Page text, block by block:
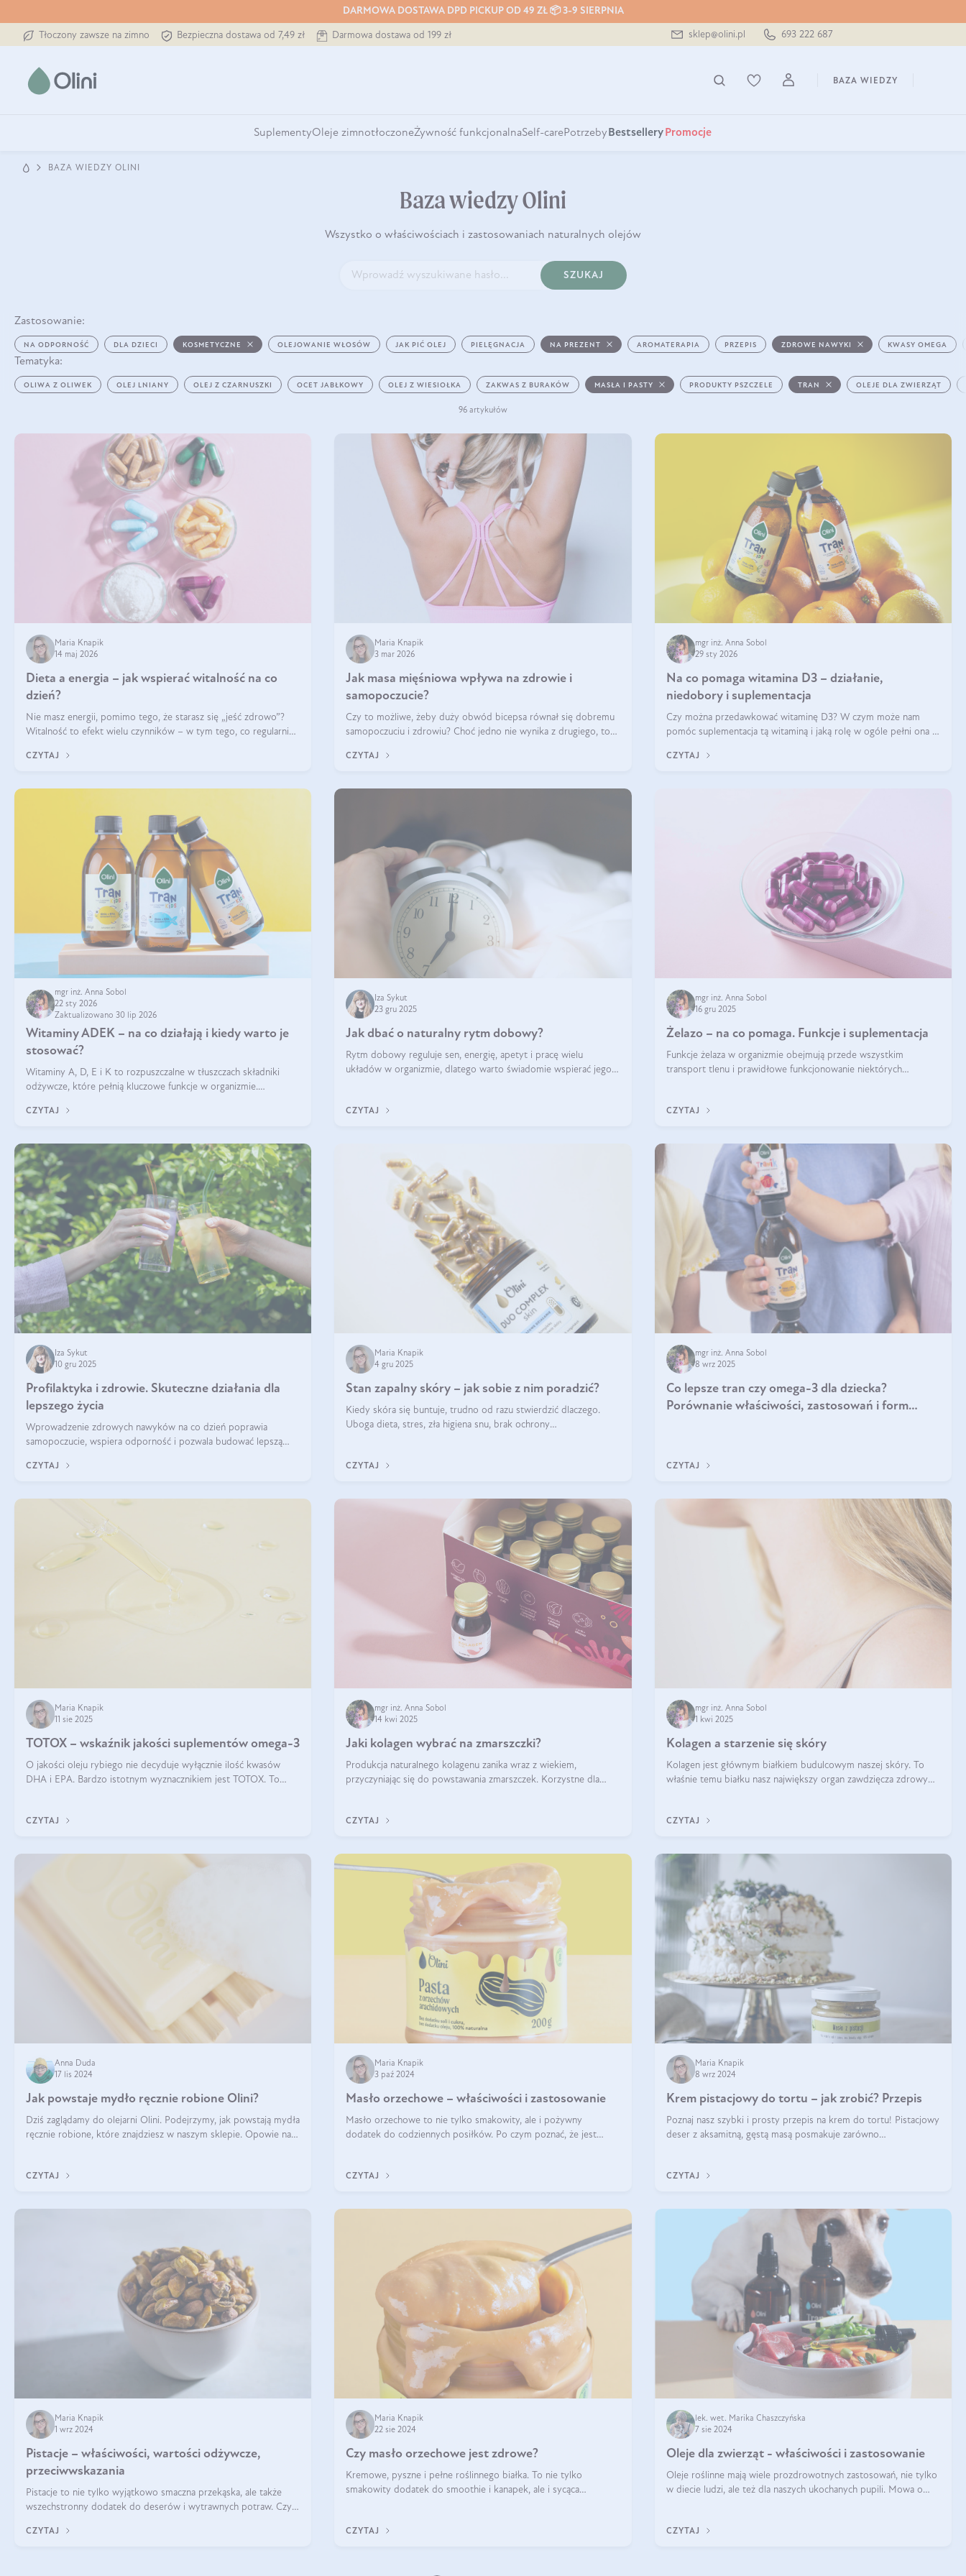
DARMOWA DOSTAWA DPD PICKUP OD 49 ZŁ 📦 3-9 SIERPNIA
Tłoczony zawsze na zimno Bezpieczna dostawa od 7,49 zł Darmowa dostawa od 199 zł sklep@olini.pl 693 222 687
BAZA WIEDZY
SuplementyOleje zimnotłoczoneŻywność funkcjonalnaSelf-carePotrzeby Bestsellery Promocje
BAZA WIEDZY OLINI
Baza wiedzy Olini
Wszystko o właściwościach i zastosowaniach naturalnych olejów
SZUKAJ
Zastosowanie:
NA ODPORNOŚĆ DLA DZIECI KOSMETYCZNE OLEJOWANIE WŁOSÓW JAK PIĆ OLEJ PIELĘGNACJA NA PREZENT AROMATERAPIA PRZEPIS ZDROWE NAWYKI KWASY OMEGA
Tematyka:
OLIWA Z OLIWEK OLEJ LNIANY OLEJ Z CZARNUSZKI OCET JABŁKOWY OLEJ Z WIESIOŁKA ZAKWAS Z BURAKÓW MASŁA I PASTY PRODUKTY PSZCZELE TRAN OLEJE DLA ZWIERZĄT
96 artykułów
Maria Knapik
14 maj 2026
Dieta a energia – jak wspierać witalność na co
dzień?
Nie masz energii, pomimo tego, że starasz się „jeść zdrowo”?
Witalność to efekt wielu czynników – w tym tego, co regularnie
się w zależności od osoby
CZYTAJ
Maria Knapik
3 mar 2026
Jak masa mięśniowa wpływa na zdrowie i
samopoczucie?
Czy to możliwe, żeby duży obwód bicepsa równał się dobremu
samopoczuciu i zdrowiu? Choć jedno nie wynika z drugiego, to
poprawić jakość życia. W jaki sposób? W tym wpisie wszystko
CZYTAJ
mgr inż. Anna Sobol
29 sty 2026
Na co pomaga witamina D3 – działanie,
niedobory i suplementacja
Czy można przedawkować witaminę D3? W czym może nam
pomóc suplementacja tą witaminą i jaką rolę w ogóle pełni ona w
zalecane jest jesienią i zimą, ale czy wiesz, dlaczego warto to
CZYTAJ
mgr inż. Anna Sobol
22 sty 2026
Zaktualizowano 30 lip 2026
Witaminy ADEK – na co działają i kiedy warto je
stosować?
Witaminy A, D, E i K to rozpuszczalne w tłuszczach składniki
odżywcze, które pełnią kluczowe funkcje w organizmie.
krzepliwość krwi oraz mineralizację kości.
CZYTAJ
Iza Sykut
23 gru 2025
Jak dbać o naturalny rytm dobowy?
Rytm dobowy reguluje sen, energię, apetyt i pracę wielu
układów w organizmie, dlatego warto świadomie wspierać jego
CZYTAJ
mgr inż. Anna Sobol
16 gru 2025
Żelazo – na co pomaga. Funkcje i suplementacja
Funkcje żelaza w organizmie obejmują przede wszystkim
transport tlenu i prawidłowe funkcjonowanie niektórych
etapie życia.
CZYTAJ
Iza Sykut
10 gru 2025
Profilaktyka i zdrowie. Skuteczne działania dla
lepszego życia
Wprowadzenie zdrowych nawyków na co dzień poprawia
samopoczucie, wspiera odporność i pozwala budować lepszą
CZYTAJ
Maria Knapik
4 gru 2025
Stan zapalny skóry – jak sobie z nim poradzić?
Kiedy skóra się buntuje, trudno od razu stwierdzić dlaczego.
Uboga dieta, stres, zła higiena snu, brak ochrony
CZYTAJ
mgr inż. Anna Sobol
8 wrz 2025
Co lepsze tran czy omega-3 dla dziecka?
Porównanie właściwości, zastosowań i form
CZYTAJ
Maria Knapik
11 sie 2025
TOTOX – wskaźnik jakości suplementów omega-3
O jakości oleju rybiego nie decyduje wyłącznie ilość kwasów
DHA i EPA. Bardzo istotnym wyznacznikiem jest TOTOX. To
CZYTAJ
mgr inż. Anna Sobol
14 kwi 2025
Jaki kolagen wybrać na zmarszczki?
Produkcja naturalnego kolagenu zanika wraz z wiekiem,
przyczyniając się do powstawania zmarszczek. Korzystne dla
CZYTAJ
mgr inż. Anna Sobol
1 kwi 2025
Kolagen a starzenie się skóry
Kolagen jest głównym białkiem budulcowym naszej skóry. To
właśnie temu białku nasz największy organ zawdzięcza zdrowy
CZYTAJ
Anna Duda
17 lis 2024
Jak powstaje mydło ręcznie robione Olini?
Dziś zaglądamy do olejarni Olini. Podejrzymy, jak powstają mydła
ręcznie robione, które znajdziesz w naszym sklepie. Opowie nam
CZYTAJ
Maria Knapik
3 paź 2024
Masło orzechowe – właściwości i zastosowanie
Masło orzechowe to nie tylko smakowity, ale i pożywny
dodatek do codziennych posiłków. Po czym poznać, że jest
CZYTAJ
Maria Knapik
8 wrz 2024
Krem pistacjowy do tortu – jak zrobić? Przepis
Poznaj nasz szybki i prosty przepis na krem do tortu! Pistacjowy
deser z aksamitną, gęstą masą posmakuje zarówno
CZYTAJ
Maria Knapik
1 wrz 2024
Pistacje – właściwości, wartości odżywcze,
przeciwwskazania
Pistacje to nie tylko wyjątkowo smaczna przekąska, ale także
wszechstronny dodatek do deserów i wytrawnych potraw. Czy
każdy może się ni
CZYTAJ
Maria Knapik
22 sie 2024
Czy masło orzechowe jest zdrowe?
Kremowe, pyszne i pełne roślinnego białka. To nie tylko
smakowity dodatek do smoothie i kanapek, ale i sycąca
CZYTAJ
lek. wet. Marika Chaszczyńska
7 sie 2024
Oleje dla zwierząt - właściwości i zastosowanie
Oleje roślinne mają wiele prozdrowotnych zastosowań, nie tylko
w diecie ludzi, ale też dla naszych ukochanych pupili. Mowa o
CZYTAJ